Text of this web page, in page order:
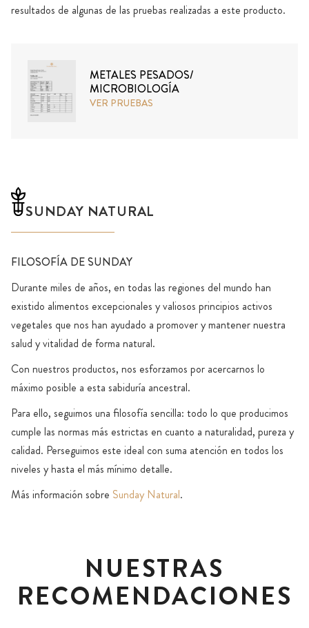
resultados de algunas de las pruebas realizadas a este producto.
METALES PESADOS/
MICROBIOLOGÍA
VER PRUEBAS
SUNDAY NATURAL
FILOSOFÍA DE SUNDAY
Durante miles de años, en todas las regiones del mundo han
existido alimentos excepcionales y valiosos principios activos
vegetales que nos han ayudado a promover y mantener nuestra
salud y vitalidad de forma natural.
Con nuestros productos, nos esforzamos por acercarnos lo
máximo posible a esta sabiduría ancestral.
Para ello, seguimos una filosofía sencilla: todo lo que producimos
cumple las normas más estrictas en cuanto a naturalidad, pureza y
calidad. Perseguimos este ideal con suma atención en todos los
niveles y hasta el más mínimo detalle.
Más información sobre Sunday Natural.
NUESTRAS
RECOMENDACIONES